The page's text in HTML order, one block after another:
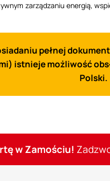
zarządzaniu energią,
pełnej
istnieje możliwość
Polski.
w Zamościu!